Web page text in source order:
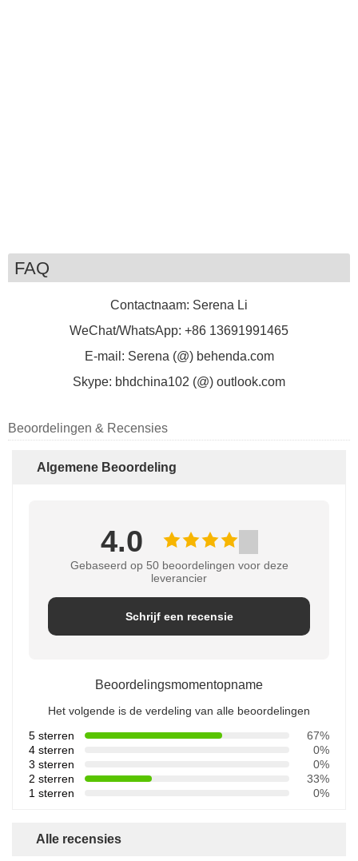
FAQ
Contactnaam: Serena Li
WeChat/WhatsApp: +86 13691991465
E-mail: Serena (@) behenda.com
Skype: bhdchina102 (@) outlook.com
Beoordelingen & Recensies
Algemene Beoordeling
4.0
Gebaseerd op 50 beoordelingen voor deze
leverancier
Schrijf een recensie
Beoordelingsmomentopname
Het volgende is de verdeling van alle beoordelingen
5 sterren
67%
4 sterren
0%
3 sterren
0%
2 sterren
33%
1 sterren
0%
Alle recensies